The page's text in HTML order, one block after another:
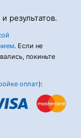
результатов.
. Если не
покиньте
оплат):